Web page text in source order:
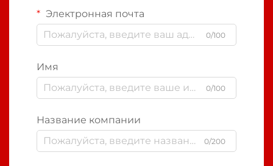
Электронная почта
0/100
Имя
0/100
Название компании
0/200